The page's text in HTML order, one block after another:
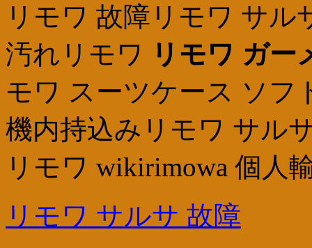
リモワ 故障リモワ サ
汚れリモワ
リモワ ガー
モワ スーツケース ソフ
機内持込みリモワ サル
リモワ wikirimowa 個人
リモワ サルサ 故障